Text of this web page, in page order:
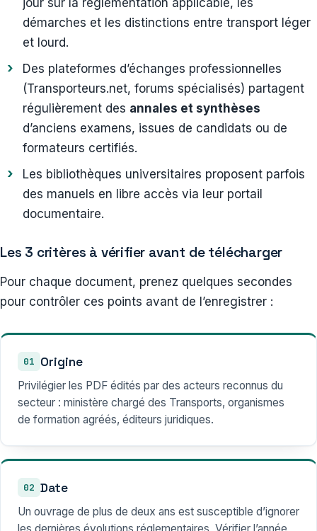
démarches et les distinctions entre transport léger
et lourd.
Des plateformes d’échanges professionnelles
(Transporteurs.net, forums spécialisés) partagent
régulièrement des annales et synthèses
d’anciens examens, issues de candidats ou de
formateurs certifiés.
Les bibliothèques universitaires proposent parfois
des manuels en libre accès via leur portail
documentaire.
Les 3 critères à vérifier avant de télécharger
Pour chaque document, prenez quelques secondes
pour contrôler ces points avant de l’enregistrer :
01 Origine
Privilégier les PDF édités par des acteurs reconnus du
secteur : ministère chargé des Transports, organismes
de formation agréés, éditeurs juridiques.
02 Date
Un ouvrage de plus de deux ans est susceptible d’ignorer
les dernières évolutions réglementaires. Vérifier l’année